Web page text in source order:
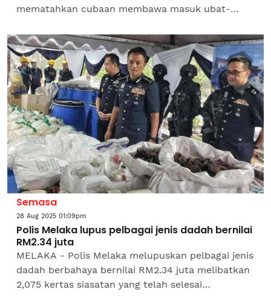
mematahkan cubaan membawa masuk ubat-
melalui Pos Malaysia...
Semasa
28 Aug 2025 01:09pm
Polis Melaka lupus pelbagai jenis dadah bernilai
RM2.34 juta
MELAKA - Polis Melaka melupuskan pelbagai jenis
dadah berbahaya bernilai RM2.34 juta melibatkan
2,075 kertas siasatan yang telah selesai